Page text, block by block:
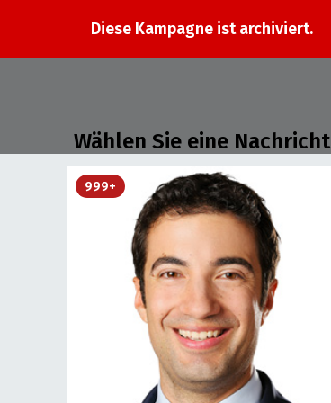
Diese Kampagne ist archiviert.
Wählen Sie eine Nachricht
999+